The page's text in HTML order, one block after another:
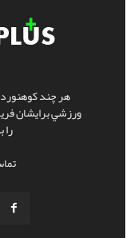
هر چند
ورزشي برايشان